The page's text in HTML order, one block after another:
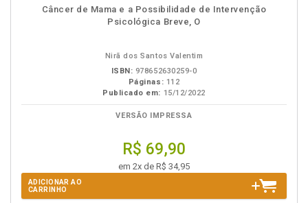
disponível
em
Disponível
na
páginas
Câncer de Mama e a Possibilidade de Intervenção
Psicológica Breve, O
Nirã dos Santos Valentim
ISBN: 978652630259-0
Páginas: 112
Publicado em: 15/12/2022
VERSÃO IMPRESSA
R$ 69,90
em 2x de R$ 34,95
ADICIONAR AO
CARRINHO